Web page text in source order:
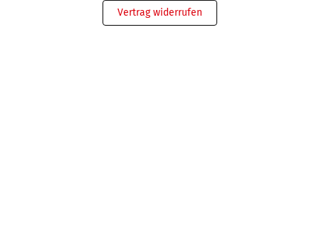
Vertrag widerrufen